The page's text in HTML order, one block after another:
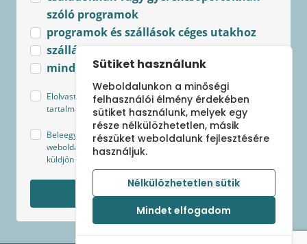
szóló programok
programok és szállások céges utakhoz
szállások csoportoknak
minden újdonság
Elolvastam és elfogadom az Adatkezelési tájékoztató
tartalmát.
Beleegyezek, hogy Sápi Szilvia - csoportbanutazunk.hu
weboldal az általam megjelölt kategóriákban hírlevelet
küldjön a legfrissebb ajánlatokról és aktuális hírekről.
Feliratkozom
Sütiket használunk
Weboldalunkon a minőségi
felhasználói élmény érdekében
sütiket használunk, melyek egy
része nélkülözhetetlen, másik
részüket weboldalunk fejlesztésére
használjuk.
Nélkülözhetetlen sütik
Mindet elfogadom